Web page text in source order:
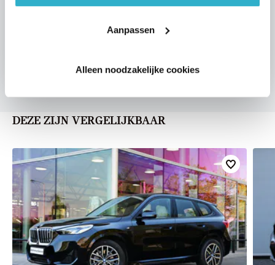
Aanpassen
Alleen noodzakelijke cookies
VOORSTEL AANVRAGEN
DEZE ZIJN VERGELIJKBAAR